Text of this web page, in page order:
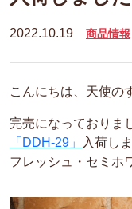
2022.10.19 商品情報
こんにちは、天使の
完売になっておりま
「DDH-29」
入荷し
フレッシュ・セミホ